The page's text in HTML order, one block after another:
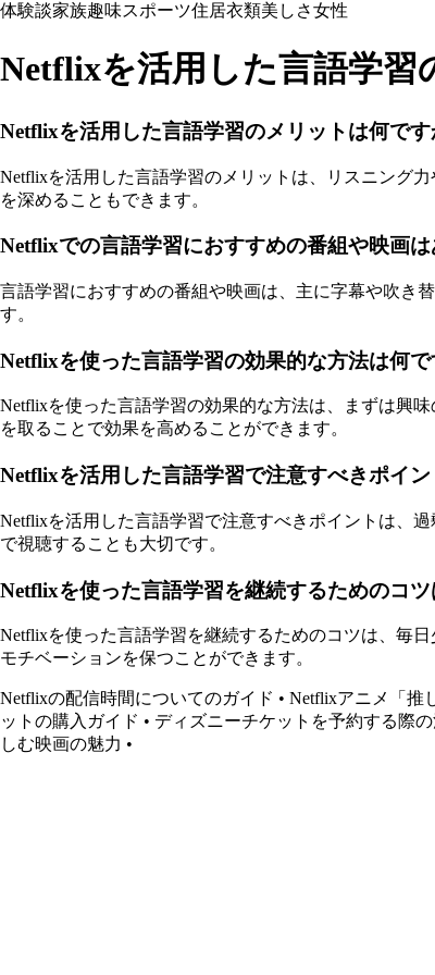
体験談家族趣味スポーツ住居衣類美しさ女性
Netflixを活用した言語学習
Netflixを活用した言語学習のメリットは何です
Netflixを活用した言語学習のメリットは、リスニング
を深めることもできます。
Netflixでの言語学習におすすめの番組や映画は
言語学習におすすめの番組や映画は、主に字幕や吹き
す。
Netflixを使った言語学習の効果的な方法は何で
Netflixを使った言語学習の効果的な方法は、まずは興
を取ることで効果を高めることができます。
Netflixを活用した言語学習で注意すべきポイン
Netflixを活用した言語学習で注意すべきポイントは、
で視聴することも大切です。
Netflixを使った言語学習を継続するためのコツ
Netflixを使った言語学習を継続するためのコツは、毎
モチベーションを保つことができます。
Netflixの配信時間についてのガイド • Netflixアニメ「推
ットの購入ガイド • ディズニーチケットを予約する際
しむ映画の魅力 •